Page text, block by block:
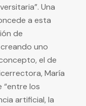
Una
a esta
de
uno
el de
María
“entre los
artificial, la